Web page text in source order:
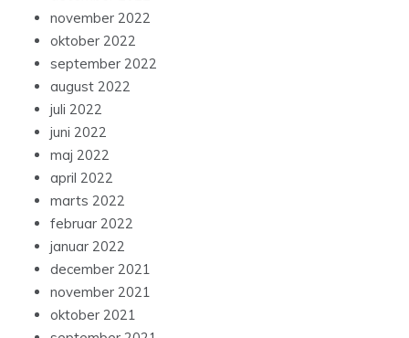
marts 2022
februar 2022
januar 2022
december 2021
november 2021
oktober 2021
september 2021
august 2021
juli 2021
juni 2021
maj 2021
april 2021
marts 2021
februar 2021